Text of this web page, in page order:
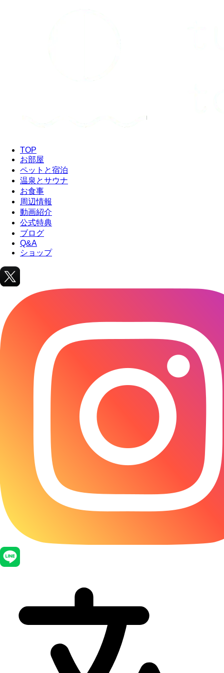
TOP
お部屋
ペットと宿泊
温泉とサウナ
お食事
周辺情報
動画紹介
公式特典
ブログ
Q&A
ショップ